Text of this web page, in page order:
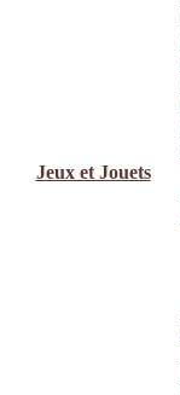
Jeux et Jouets